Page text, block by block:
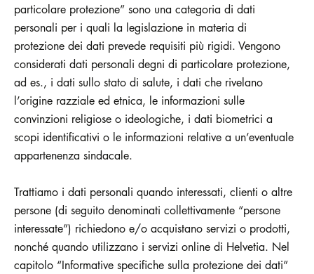
particolare protezione” sono una categoria di dati
personali per i quali la legislazione in materia di
protezione dei dati prevede requisiti più rigidi. Vengono
considerati dati personali degni di particolare protezione,
ad es., i dati sullo stato di salute, i dati che rivelano
l’origine razziale ed etnica, le informazioni sulle
convinzioni religiose o ideologiche, i dati biometrici a
scopi identificativi o le informazioni relative a un’eventuale
appartenenza sindacale.
Trattiamo i dati personali quando interessati, clienti o altre
persone (di seguito denominati collettivamente “persone
interessate”) richiedono e/o acquistano servizi o prodotti,
nonché quando utilizzano i servizi online di Helvetia. Nel
capitolo “Informative specifiche sulla protezione dei dati”